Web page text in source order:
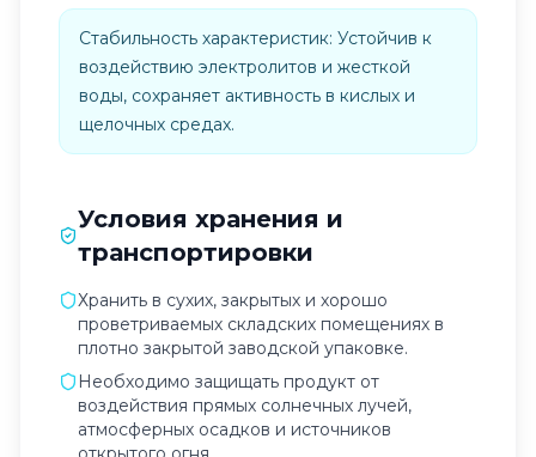
Стабильность характеристик: Устойчив к
воздействию электролитов и жесткой
воды, сохраняет активность в кислых и
щелочных средах.
Условия хранения и
транспортировки
Хранить в сухих, закрытых и хорошо
проветриваемых складских помещениях в
плотно закрытой заводской упаковке.
Необходимо защищать продукт от
воздействия прямых солнечных лучей,
атмосферных осадков и источников